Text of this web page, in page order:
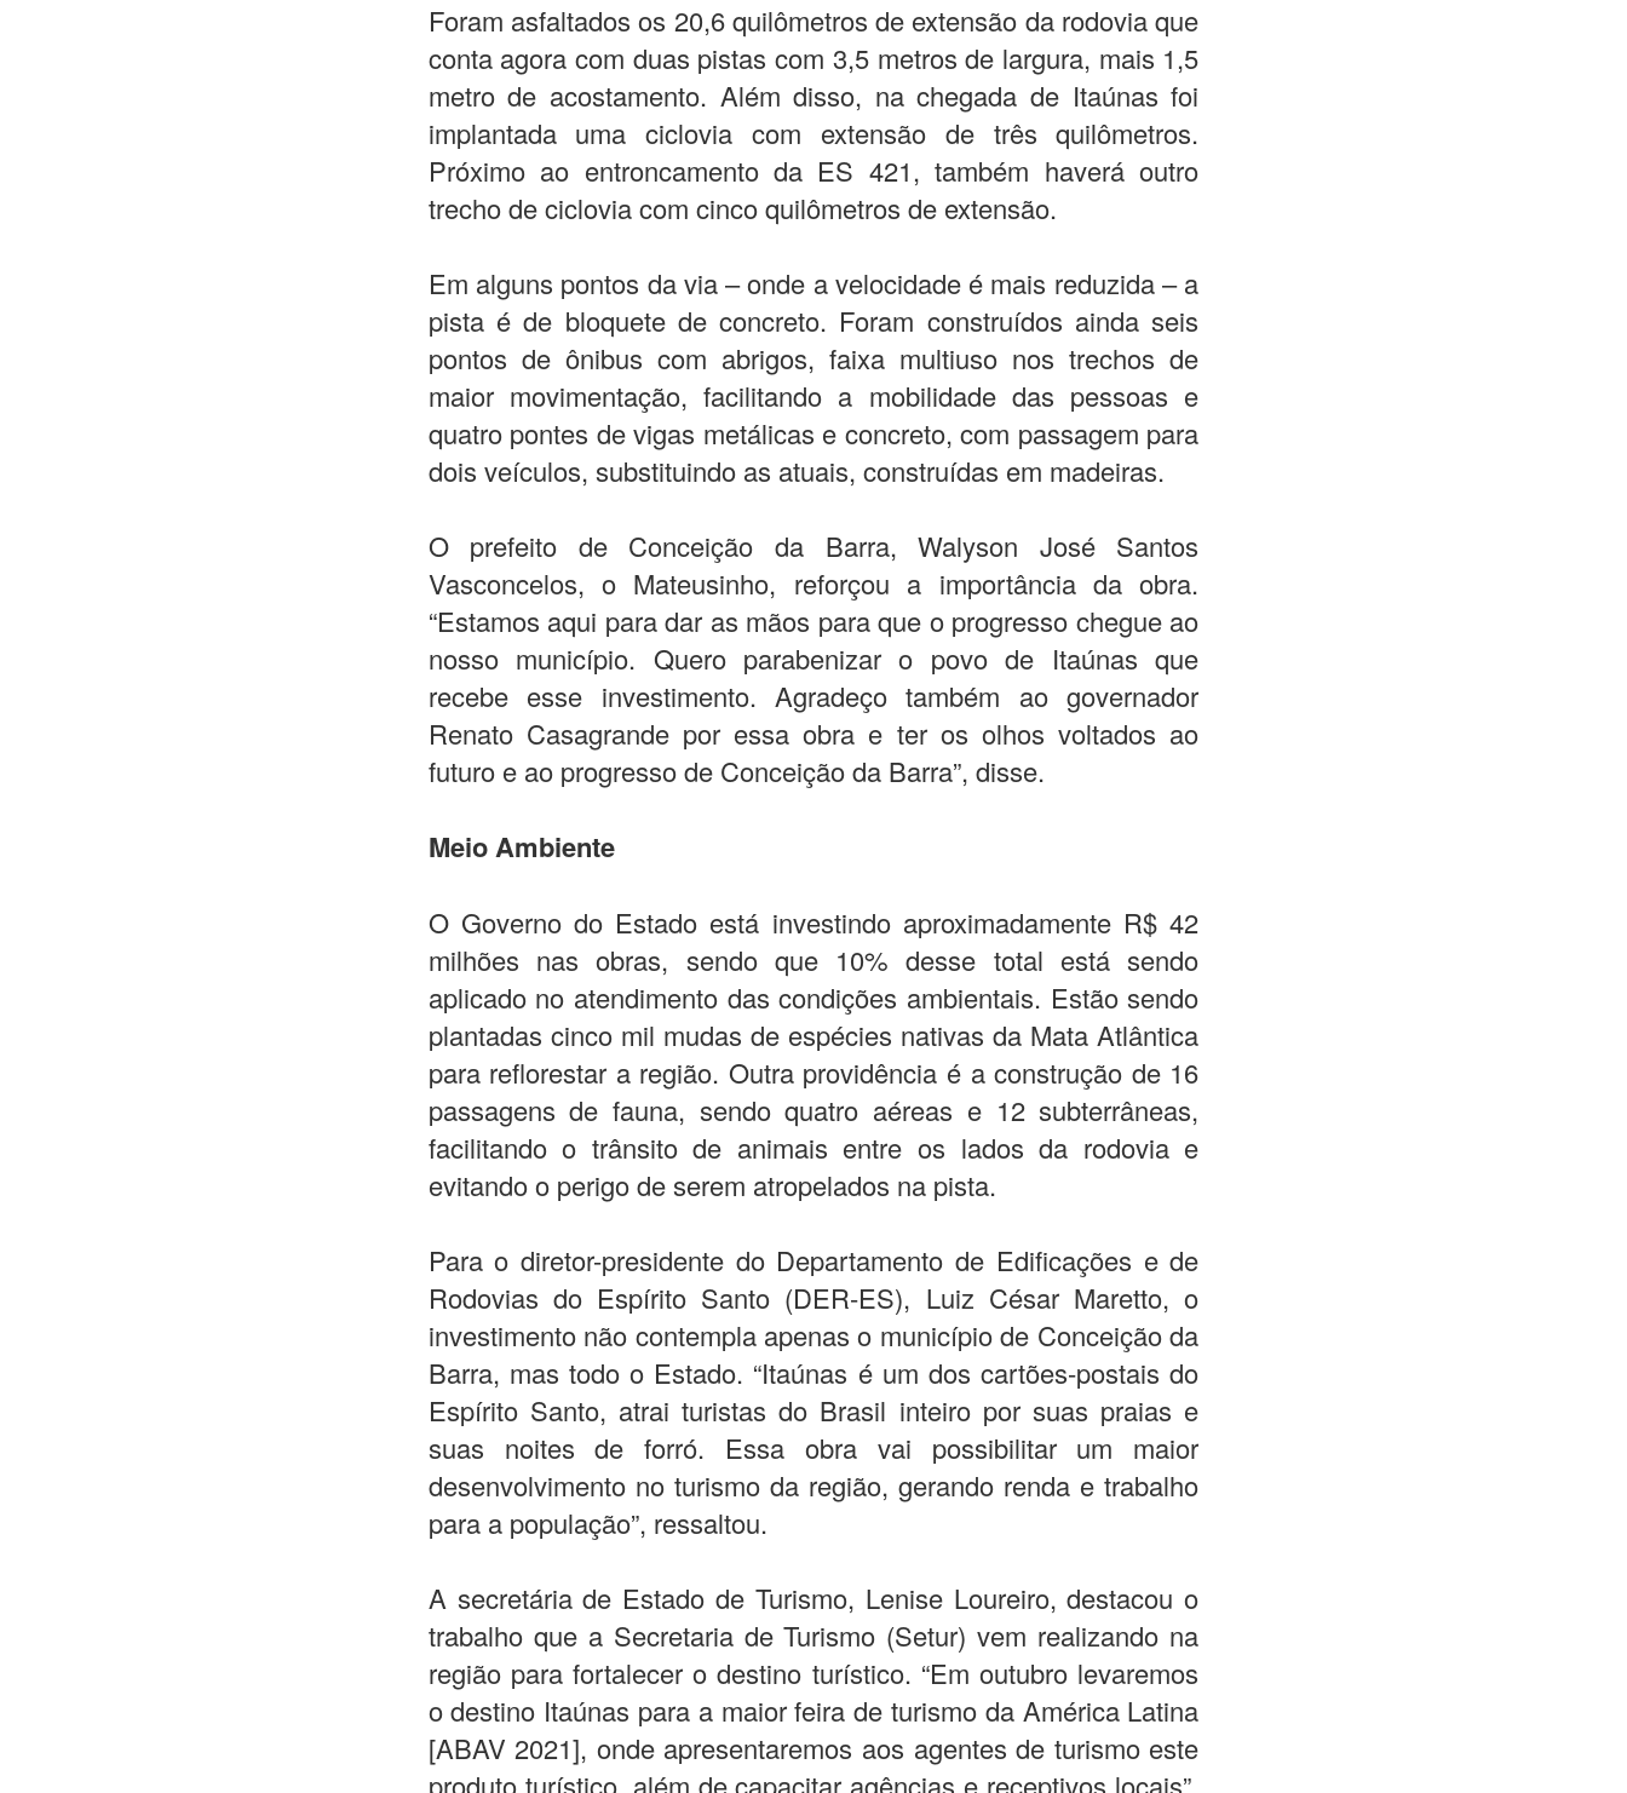
Foram asfaltados os 20,6 quilômetros de extensão da rodovia que
conta agora com duas pistas com 3,5 metros de largura, mais 1,5
metro de acostamento. Além disso, na chegada de Itaúnas foi
implantada uma ciclovia com extensão de três quilômetros.
Próximo ao entroncamento da ES 421, também haverá outro
trecho de ciclovia com cinco quilômetros de extensão.
Em alguns pontos da via – onde a velocidade é mais reduzida – a
pista é de bloquete de concreto. Foram construídos ainda seis
pontos de ônibus com abrigos, faixa multiuso nos trechos de
maior movimentação, facilitando a mobilidade das pessoas e
quatro pontes de vigas metálicas e concreto, com passagem para
dois veículos, substituindo as atuais, construídas em madeiras.
O prefeito de Conceição da Barra, Walyson José Santos
Vasconcelos, o Mateusinho, reforçou a importância da obra.
“Estamos aqui para dar as mãos para que o progresso chegue ao
nosso município. Quero parabenizar o povo de Itaúnas que
recebe esse investimento. Agradeço também ao governador
Renato Casagrande por essa obra e ter os olhos voltados ao
futuro e ao progresso de Conceição da Barra”, disse.
Meio Ambiente
O Governo do Estado está investindo aproximadamente R$ 42
milhões nas obras, sendo que 10% desse total está sendo
aplicado no atendimento das condições ambientais. Estão sendo
plantadas cinco mil mudas de espécies nativas da Mata Atlântica
para reflorestar a região. Outra providência é a construção de 16
passagens de fauna, sendo quatro aéreas e 12 subterrâneas,
facilitando o trânsito de animais entre os lados da rodovia e
evitando o perigo de serem atropelados na pista.
Para o diretor-presidente do Departamento de Edificações e de
Rodovias do Espírito Santo (DER-ES), Luiz César Maretto, o
investimento não contempla apenas o município de Conceição da
Barra, mas todo o Estado. “Itaúnas é um dos cartões-postais do
Espírito Santo, atrai turistas do Brasil inteiro por suas praias e
suas noites de forró. Essa obra vai possibilitar um maior
desenvolvimento no turismo da região, gerando renda e trabalho
para a população”, ressaltou.
A secretária de Estado de Turismo, Lenise Loureiro, destacou o
trabalho que a Secretaria de Turismo (Setur) vem realizando na
região para fortalecer o destino turístico. “Em outubro levaremos
o destino Itaúnas para a maior feira de turismo da América Latina
[ABAV 2021], onde apresentaremos aos agentes de turismo este
produto turístico, além de capacitar agências e receptivos locais”,